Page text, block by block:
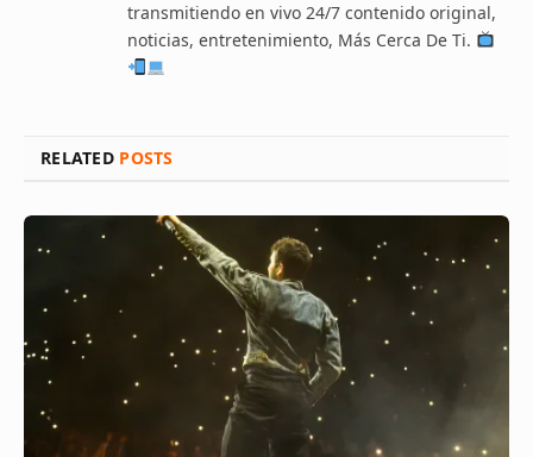
transmitiendo en vivo 24/7 contenido original,
noticias, entretenimiento, Más Cerca De Ti.
RELATED POSTS